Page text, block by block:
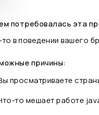
потребовалась эта
в поведении вашего
причины:
просматриваете
то мешает работе